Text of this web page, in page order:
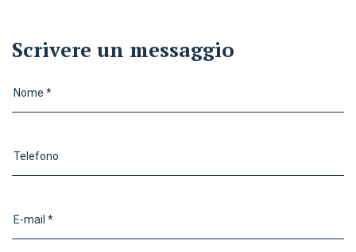
Scrivere un messaggio
Nome *
Telefono
E-mail *